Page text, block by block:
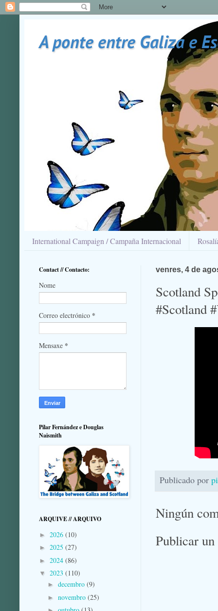
A ponte entre Galiza e
International Campaign / Campaña Internacional
venres, 4 de
Scotland
#Scotland
Publicado por
Ningún
Publicar
Contact // Contacto:
Nome
Correo electrónico *
Mensaxe *
Pilar Fernández e Douglas
Naismith
ARQUIVE // ARQUIVO
► 2026 (10)
► 2025 (27)
► 2024 (86)
▼ 2023 (110)
► decembro (9)
► novembro (25)